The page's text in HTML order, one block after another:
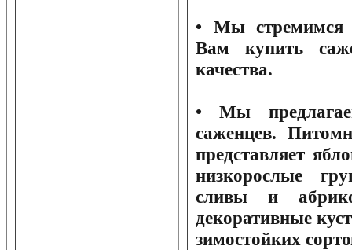
• Мы стремимся
Вам купить
качества.
• Мы
саженцев.
представляет
низкорослые
сливы и
декоративные
зимостойких